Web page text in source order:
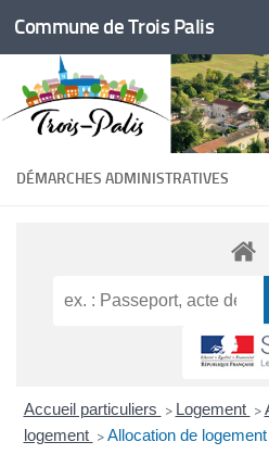
Skip to content
Commune de Trois Palis
DÉMARCHES ADMINISTRATIVES
Accueil particuliers > Logement >
logement > Allocation de